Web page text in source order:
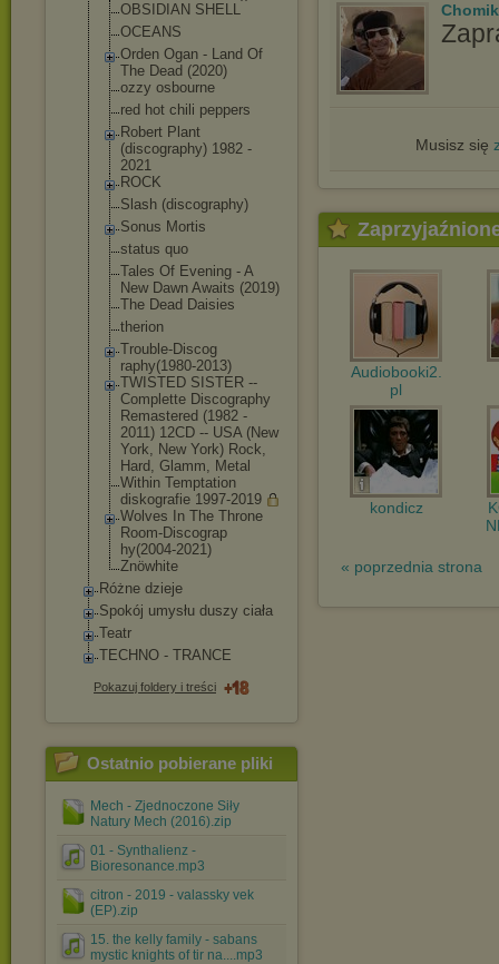
OBSIDIAN SHELL
OCEANS
Orden Ogan - Land Of
The Dead (2020)
ozzy osbourne
red hot chili peppers
Robert Plant
(discography) 1982 -
2021
ROCK
Slash (discography)
Sonus Mortis
status quo
Tales Of Evening - A
New Dawn Awaits (2019)
The Dead Daisies
therion
Trouble-Discog
raphy(1980-2013)
TWISTED SISTER --
Complette Discography
Remastered (1982 -
2011) 12CD -- USA (New
York, New York) Rock,
Hard, Glamm, Metal
Within Temptation
diskografie 1997-2019
Wolves In The Throne
Room-Discograp
hy(2004-2021)
Znöwhite
Różne dzieje
Spokój umysłu duszy ciała
Teatr
TECHNO - TRANCE
Pokazuj foldery i treści
Ostatnio pobierane pliki
Mech - Zjednoczone Siły
Natury Mech (2016).zip
01 - Synthalienz -
Bioresonance.mp3
citron - 2019 - valassky vek
(EP).zip
15. the kelly family - sabans
mystic knights of tir na....mp3
Musisz się
Audiobooki2.
pl
kondicz
« poprzednia strona